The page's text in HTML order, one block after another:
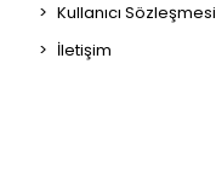
Kullanıcı Sözleşmesi
İletişim